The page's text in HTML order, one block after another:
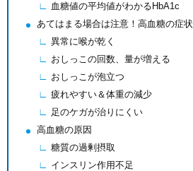
血糖値の平均値がわかるHbA1c
あてはまる場合は注意！高血糖の症状
異常に喉が乾く
おしっこの回数、量が増える
おしっこが泡立つ
疲れやすい＆体重の減少
足のケガが治りにくい
高血糖の原因
糖質の過剰摂取
インスリン作用不足